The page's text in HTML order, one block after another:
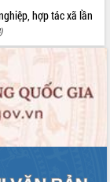
hợp tác xã lần